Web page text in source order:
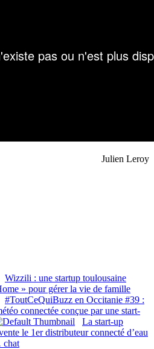
Julien Leroy
Wizzili : une startup toulousaine
» pour gérer la vie de famille
#ToutCeQuiBuzz en Occitanie #39 :
connectée conçue par une start-
La start-up
le 1er distributeur connecté d’eau
chat